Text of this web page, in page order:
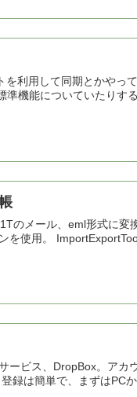
利用して同期とかやっ
準機能についていたり
のメール、eml形式に
を使用。
ビス、DropBox。アカ
は簡単で、まずはPC